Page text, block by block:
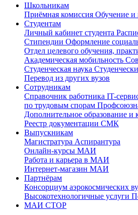
Школьникам
Приёмная комиссия Обучение и
Студентам
Личный кабинет студента
Стипендии Оформление
Отдел целевого обучения,
Академическая мобильность
Студенческая наука
Перевод из других вузов
Сотрудникам
Cправочник работника IT-
по трудовым спорам
Дополнительное образование и
Реестр документации СМК
Выпускникам
Магистратура Аспирантура
Онлайн-курсы МАИ
Работа и карьера в МАИ
Интернет-магазин МАИ
Партнёрам
Консорциум аэрокосмических
Высокотехнологичные услуги
МАИ СТОР